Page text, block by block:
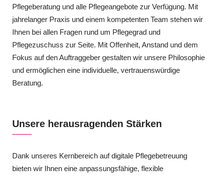
Pflegeberatung und alle Pflegeangebote zur Verfügung. Mit
jahrelanger Praxis und einem kompetenten Team stehen wir
Ihnen bei allen Fragen rund um Pflegegrad und
Pflegezuschuss zur Seite. Mit Offenheit, Anstand und dem
Fokus auf den Auftraggeber gestalten wir unsere Philosophie
und ermöglichen eine individuelle, vertrauenswürdige
Beratung.
Unsere herausragenden Stärken
Dank unseres Kernbereich auf digitale Pflegebetreuung
bieten wir Ihnen eine anpassungsfähige, flexible